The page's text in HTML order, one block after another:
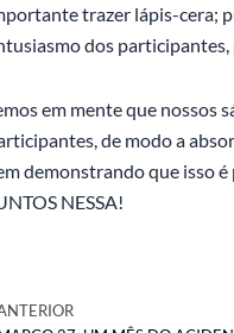
trazer lápis-cera;
dos
em mente que nossos
de modo a
demonstrando que isso
NESSA!